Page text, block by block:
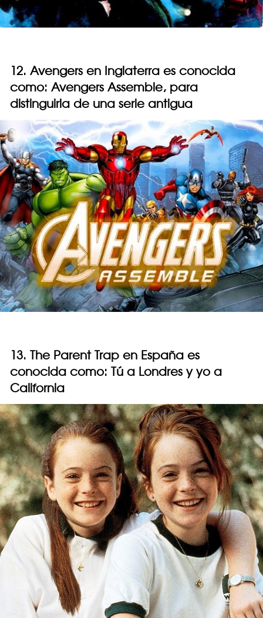
12. Avengers en Inglaterra es conocida
como: Avengers Assemble, para
distinguirla de una serie antigua
13. The Parent Trap en España es
conocida como: Tú a Londres y yo a
California